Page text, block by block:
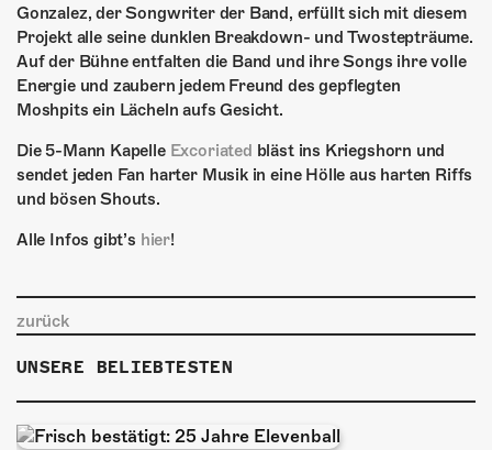
Gonzalez, der Songwriter der Band, erfüllt sich mit diesem
Projekt alle seine dunklen Breakdown- und Twostepträume.
Auf der Bühne entfalten die Band und ihre Songs ihre volle
Energie und zaubern jedem Freund des gepflegten
Moshpits ein Lächeln aufs Gesicht.
Die 5-Mann Kapelle Excoriated bläst ins Kriegshorn und
sendet jeden Fan harter Musik in eine Hölle aus harten Riffs
und bösen Shouts.
Alle Infos gibt’s hier!
zurück
UNSERE BELIEBTESTEN